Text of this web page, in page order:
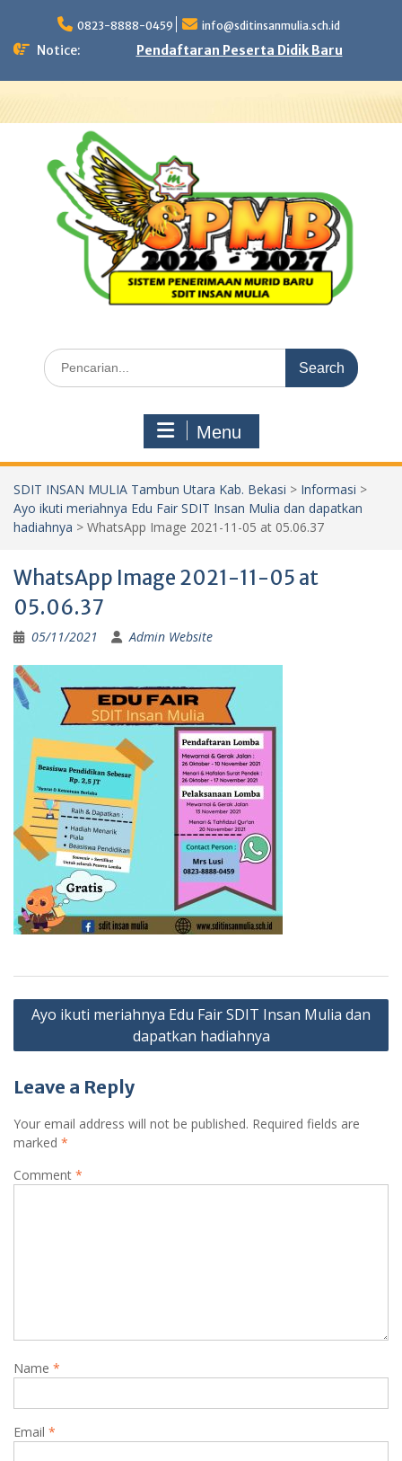
content
0823-8888-0459 info@sditinsanmulia.sch.id
Notice: Pendaftaran Peserta Didik Baru
Search
for:
Menu
SDIT INSAN MULIA Tambun Utara Kab. Bekasi > Informasi >
Ayo ikuti meriahnya Edu Fair SDIT Insan Mulia dan dapatkan
hadiahnya > WhatsApp Image 2021-11-05 at 05.06.37
WhatsApp Image 2021-11-05 at
05.06.37
05/11/2021 Admin Website
Post
navigation
Ayo ikuti meriahnya Edu Fair SDIT Insan Mulia dan
dapatkan hadiahnya
Leave a Reply
Your email address will not be published. Required fields are
marked *
Comment *
Name *
Email *